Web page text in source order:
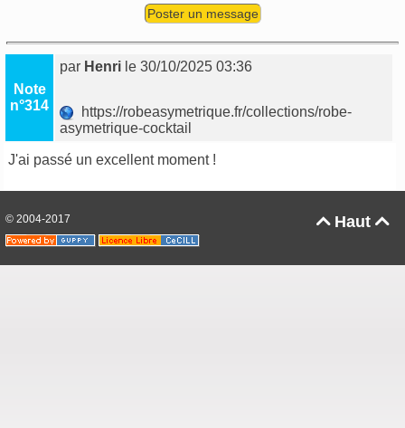
Poster un message
Note
n°314
par Henri le 30/10/2025 03:36
https://robeasymetrique.fr/collections/robe-
asymetrique-cocktail
J'ai passé un excellent moment !
Haut 
© 2004-2017